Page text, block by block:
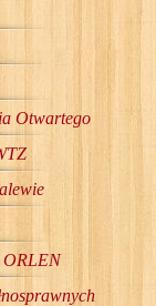
Otwartego
ORLEN